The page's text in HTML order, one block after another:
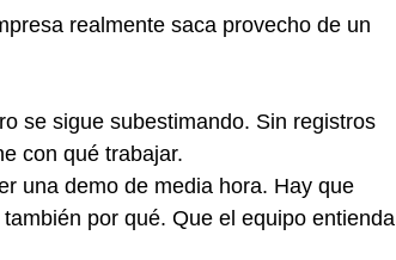
realmente saca provecho de un
se sigue subestimando. Sin registros
con qué trabajar.
una demo de media hora. Hay que
por qué. Que el equipo entienda